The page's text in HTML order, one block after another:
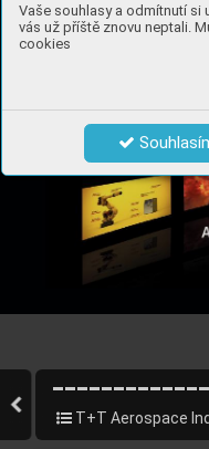
Vaše souhlasy a odmítnutí si
vás už příště znovu neptali.
cookies
T+T Aerospace